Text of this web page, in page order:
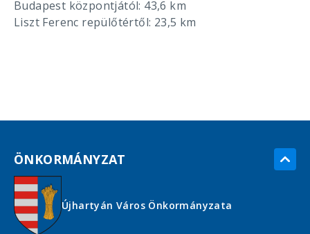
Budapest központjától: 43,6 km
Liszt Ferenc repülőtértől: 23,5 km
ÖNKORMÁNYZAT
Újhartyán Város Önkormányzata